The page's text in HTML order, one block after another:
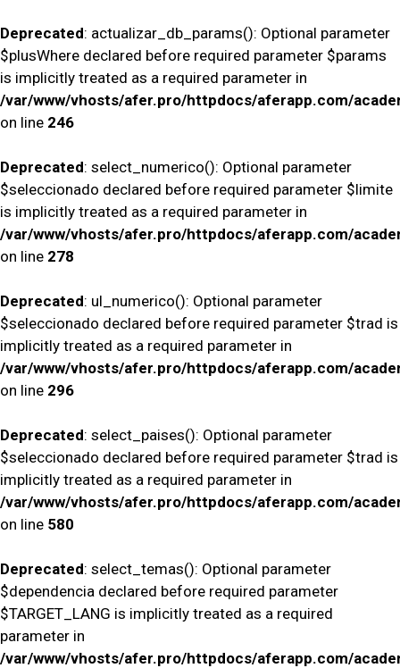
Deprecated: actualizar_db_params(): Optional parameter
$plusWhere declared before required parameter $params
is implicitly treated as a required parameter in
/var/www/vhosts/afer.pro/httpdocs/aferapp.com/
on line 246
Deprecated: select_numerico(): Optional parameter
$seleccionado declared before required parameter $limite
is implicitly treated as a required parameter in
/var/www/vhosts/afer.pro/httpdocs/aferapp.com/
on line 278
Deprecated: ul_numerico(): Optional parameter
$seleccionado declared before required parameter $trad is
implicitly treated as a required parameter in
/var/www/vhosts/afer.pro/httpdocs/aferapp.com/
on line 296
Deprecated: select_paises(): Optional parameter
$seleccionado declared before required parameter $trad is
implicitly treated as a required parameter in
/var/www/vhosts/afer.pro/httpdocs/aferapp.com/
on line 580
Deprecated: select_temas(): Optional parameter
$dependencia declared before required parameter
$TARGET_LANG is implicitly treated as a required
parameter in
/var/www/vhosts/afer.pro/httpdocs/aferapp.com/